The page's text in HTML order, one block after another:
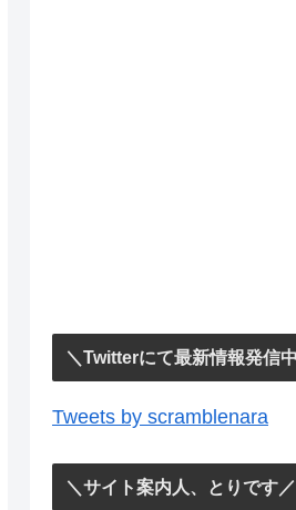
＼Twitterにて最新情報発信
Tweets by scramblenara
＼サイト案内人、とりです／